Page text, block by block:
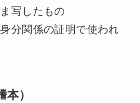
写したもの
分関係の証明で使われ
）